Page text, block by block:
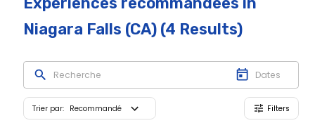
Niagara Falls (CA) (4 Results)
Trier par: Recommandé Filters